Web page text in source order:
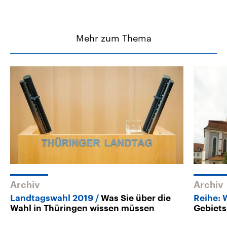
Mehr zum Thema
Archiv
Landtagswahl 2019
Was Sie über die
Wahl in Thüringen wissen müssen
Archiv
Reihe: